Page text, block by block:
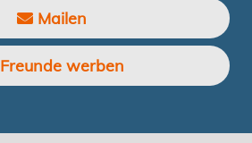
Mailen
Freunde werben